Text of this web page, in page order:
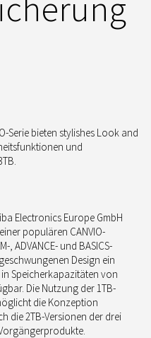
Serie bieten stylishes Look and
und
Electronics Europe GmbH
populären CANVIO-
, ADVANCE- und BASICS-
Design ein
Speicherkapazitäten von
Die Nutzung der 1TB-
die Konzeption
die 2TB-Versionen der drei